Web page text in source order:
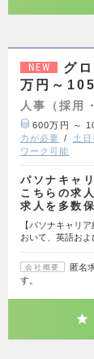
NEW
グ
万円～
人事（採用
600万円 ～
力が必要
土
ワーク可能
パソナキャ
こちらの求
求人を多数
【パソナキャリ
おいて、英語お
会社概要
匿名
す。